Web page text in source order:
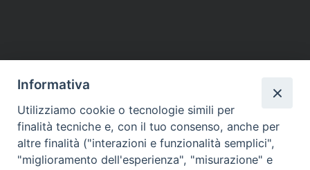
HOME VESCOVO ORARI MESSE
CURIA VESCOVILE
TUTELA MINORI
UFFICI PASTORALI PERSONE
VITA CONSACRATA
DOCUMENTI
CONTATTI
Informativa
Utilizziamo cookie o tecnologie simili per
finalità tecniche e, con il tuo consenso, anche per
altre finalità ("interazioni e funzionalità semplici",
"miglioramento dell'esperienza", "misurazione" e